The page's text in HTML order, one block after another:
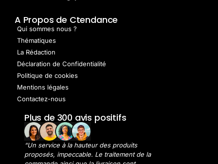
A Propos de Ctendance
Qui sommes nous ?
Thématiques
La Rédaction
Déclaration de Confidentialité
Politique de cookies
Mentions légales
Contactez-nous
Plus de 300 avis positifs
“Un service à la hauteur des produits
proposés, impeccable. Le traitement de la